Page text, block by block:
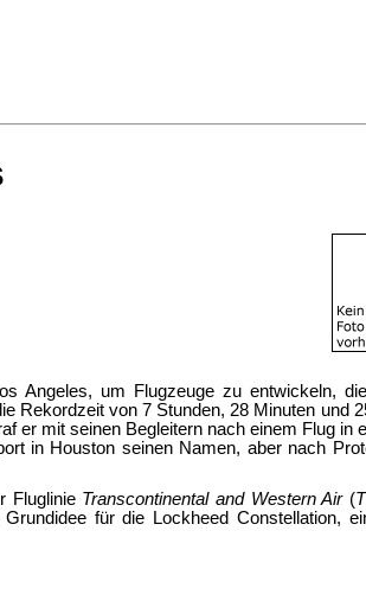
Angeles, um Flugzeuge zu entwickeln,
Rekordzeit von 7 Stunden, 28 Minuten und
er mit seinen Begleitern nach einem Flug in
in Houston seinen Namen, aber nach
Fluglinie Transcontinental and Western Air(
für die Lockheed Constellation,